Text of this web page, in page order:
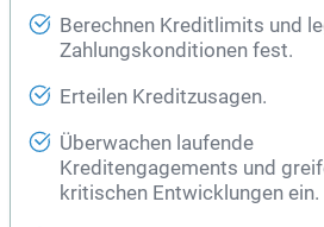
Berechnen Kreditlimits und
Zahlungskonditionen fest.
Erteilen Kreditzusagen.
Überwachen laufende
Kreditengagements und
kritischen Entwicklungen ein.